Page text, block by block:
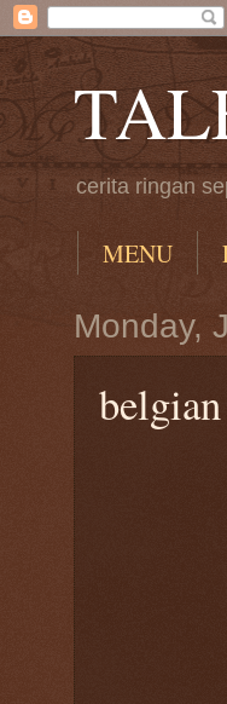
cerita ringan
MENU
Monday,